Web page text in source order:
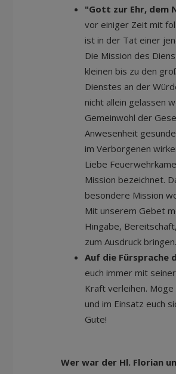
"Gott zur Ehr, dem
vor einiger Zeit mit
ist in der Tat einer
Die Mission des
kleinen bis zu den
Dienstes an der
nicht allein gelassen
Gemeinwohl der
Anwesenheit
im Verborgenen
Liebe
Mission bezeichnet.
besondere Mission
Mit unserem Gebet
Hingabe,
zum Ausdruck
Auf die Fürsprache
euch immer mit
Kraft verleihen.
und im Einsatz euch
Gute!
Wer war der Hl. Florian